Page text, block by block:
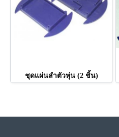
ชุดแผ่นลำตัวหุ่น (2 ชิ้น)